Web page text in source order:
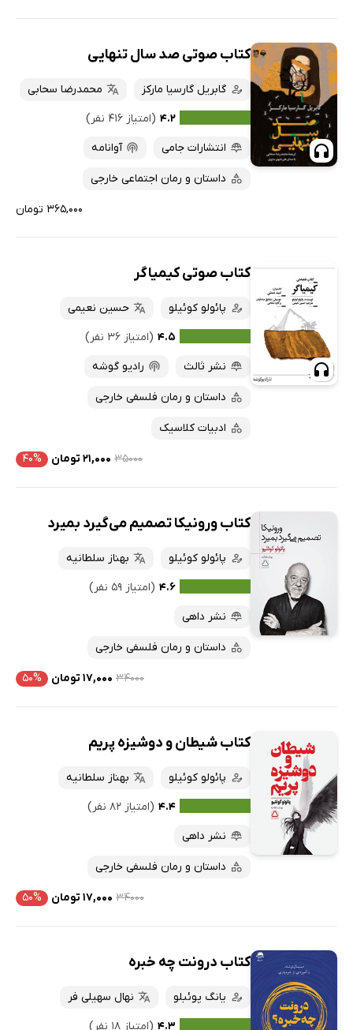
کتاب صوتی صد سال تنهایی
گابریل گارسیا مارکز
محمدرضا سحابی
۴.۲ (امتیاز ۴۱۶ نفر)
انتشارات جامی
آوانامه
داستان و رمان اجتماعی خارجی
۳۶۵,۰۰۰ تومان
کتاب صوتی کیمیاگر
پائولو کوئیلو
حسین نعیمی
۴.۵ (امتیاز ۳۶ نفر)
نشر ثالث
رادیو گوشه
داستان و رمان فلسفی خارجی
ادبیات کلاسیک
۳۵۰۰۰ ۲۱,۰۰۰ تومان ۴۰%
کتاب ورونیکا تصمیم می‌گیرد بمیرد
پائولو کوئیلو
بهناز سلطانیه
۴.۶ (امتیاز ۵۹ نفر)
نشر داهی
داستان و رمان فلسفی خارجی
۳۴۰۰۰ ۱۷,۰۰۰ تومان ۵۰%
کتاب شیطان و دوشیزه پریم
پائولو کوئیلو
بهناز سلطانیه
۴.۴ (امتیاز ۸۲ نفر)
نشر داهی
داستان و رمان فلسفی خارجی
۳۴۰۰۰ ۱۷,۰۰۰ تومان ۵۰%
کتاب درونت چه خبره
یانگ پوئبلو
نهال سهیلی فر
۴.۳ (امتیاز ۱۸ نفر)